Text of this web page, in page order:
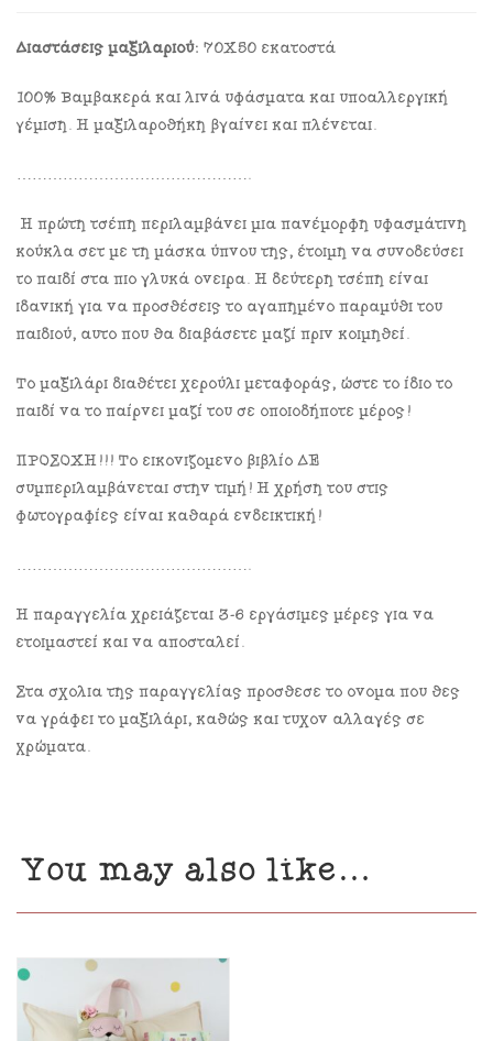
Διαστάσεις μαξιλαριού: 70Χ50 εκατοστά
100% Βαμβακερά και λινά υφάσματα και υποαλλεργική
γέμιση. Η μαξιλαροθήκη βγαίνει και πλένεται.
……………………………………….
Η πρώτη τσέπη περιλαμβάνει μια πανέμορφη υφασμάτινη
κούκλα σετ με τη μάσκα ύπνου της, έτοιμη να συνοδεύσει
το παιδί στα πιο γλυκά όνειρα. Η δεύτερη τσέπη είναι
ιδανική για να προσθέσεις το αγαπημένο παραμύθι του
παιδιού, αυτό που θα διαβάσετε μαζί πριν κοιμηθεί.
Το μαξιλάρι διαθέτει χερούλι μεταφοράς, ώστε το ίδιο το
παιδί να το παίρνει μαζί του σε οποιοδήποτε μέρος!
ΠΡΟΣΟΧΗ!!! Το εικονιζόμενο βιβλίο ΔΕ
συμπεριλαμβάνεται στην τιμή! Η χρήση του στις
φωτογραφίες είναι καθαρά ενδεικτική!
……………………………………….
Η παραγγελία χρειάζεται 3-6 εργάσιμες μέρες για να
ετοιμαστεί και να αποσταλεί.
Στα σχόλια της παραγγελίας πρόσθεσε το όνομα που θες
να γράφει το μαξιλάρι, καθώς και τυχόν αλλαγές σε
χρώματα.
You may also like…